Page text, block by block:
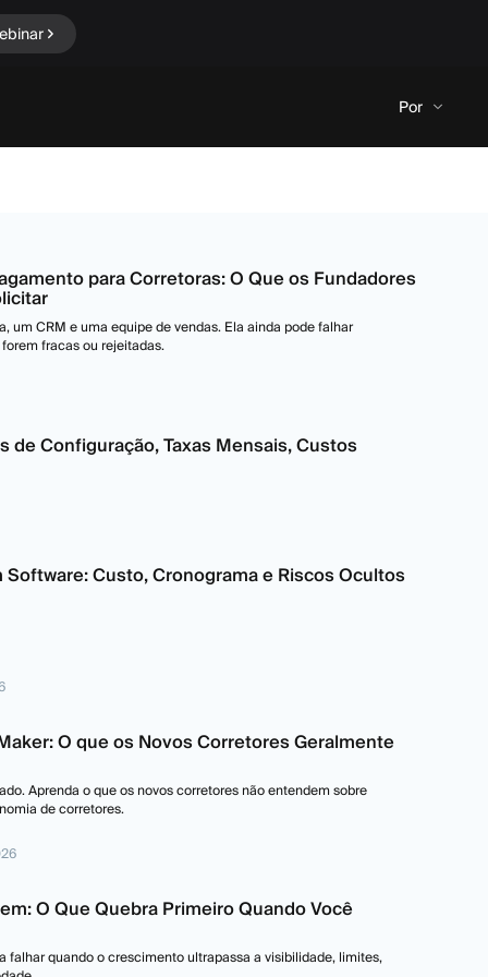
Por
para Corretoras: O Que os Fundadores
um CRM e uma equipe de vendas. Ela ainda pode falhar
fracas ou rejeitadas.
de Configuração, Taxas Mensais, Custos
Custo, Cronograma e Riscos Ocultos
O que os Novos Corretores Geralmente
Aprenda o que os novos corretores não entendem sobre
de corretores.
O Que Quebra Primeiro Quando Você
falhar quando o crescimento ultrapassa a visibilidade, limites,